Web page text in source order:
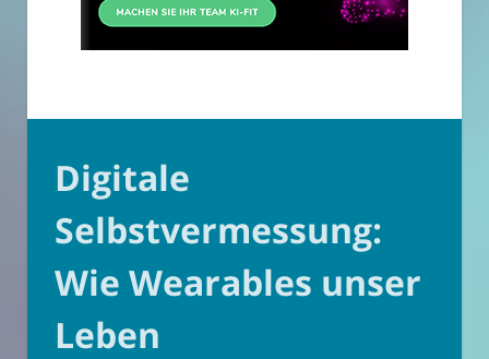
Digitale
Selbstvermessung:
Wie Wearables unser
Leben